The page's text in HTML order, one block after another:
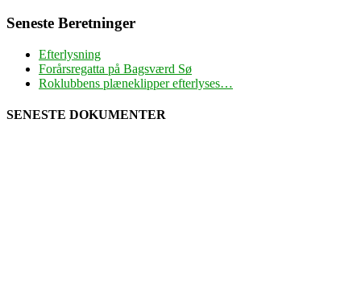
Seneste Beretninger
Efterlysning
Forårsregatta på Bagsværd Sø
Roklubbens plæneklipper efterlyses…
SENESTE DOKUMENTER